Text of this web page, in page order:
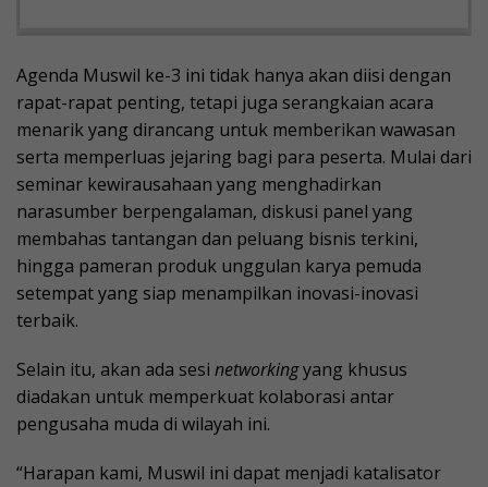
Agenda Muswil ke-3 ini tidak hanya akan diisi dengan
rapat-rapat penting, tetapi juga serangkaian acara
menarik yang dirancang untuk memberikan wawasan
serta memperluas jejaring bagi para peserta. Mulai dari
seminar kewirausahaan yang menghadirkan
narasumber berpengalaman, diskusi panel yang
membahas tantangan dan peluang bisnis terkini,
hingga pameran produk unggulan karya pemuda
setempat yang siap menampilkan inovasi-inovasi
terbaik.
Selain itu, akan ada sesi networkingyang khusus
diadakan untuk memperkuat kolaborasi antar
pengusaha muda di wilayah ini.
“Harapan kami, Muswil ini dapat menjadi katalisator